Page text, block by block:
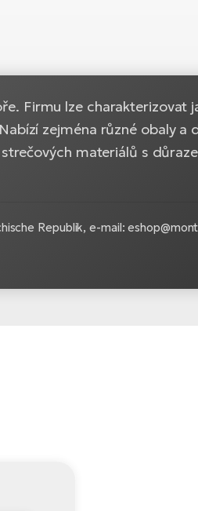
Firmu lze charakterizovat
zejména různé obaly a
materiálů s
Republik, e-mail: